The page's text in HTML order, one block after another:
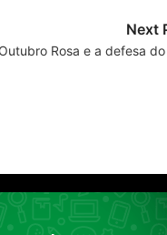
Next
Rosa e a defesa do